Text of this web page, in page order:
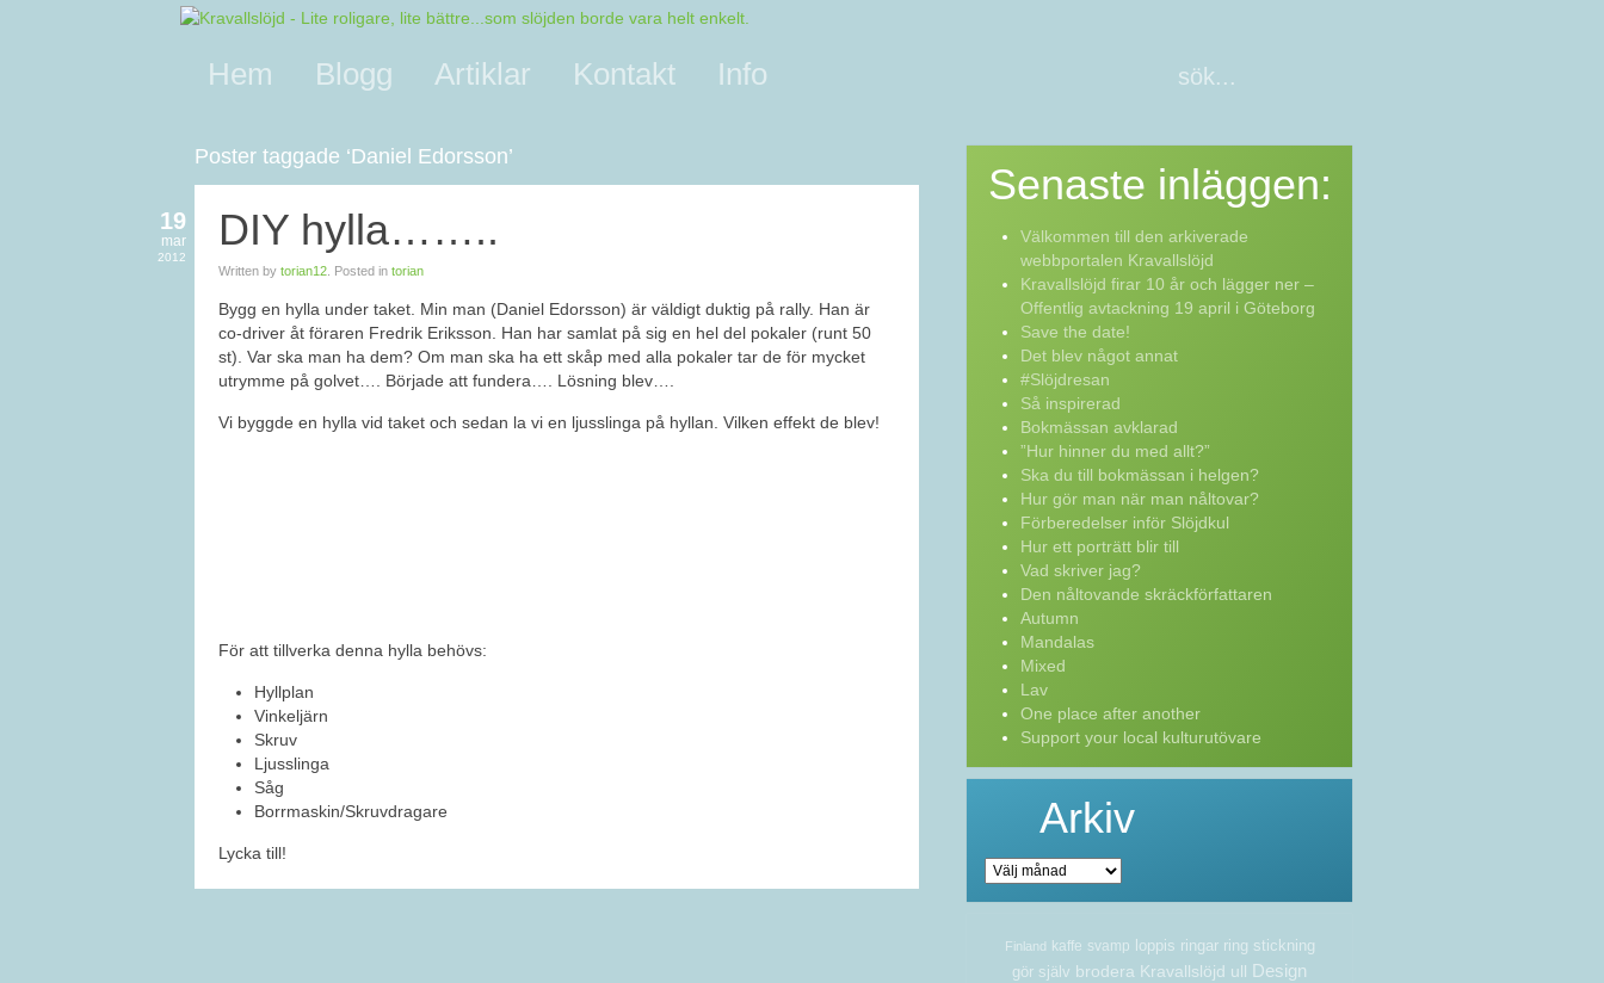
Hem Blogg Artiklar Kontakt Info
Poster taggade ‘Daniel Edorsson’
19
mar
2012
DIY hylla……..
Written by torian12 . Posted in torian
Bygg en hylla under taket. Min man (Daniel Edorsson) är väldigt duktig på rally. Han är
co-driver åt föraren Fredrik Eriksson. Han har samlat på sig en hel del pokaler (runt 50
st). Var ska man ha dem? Om man ska ha ett skåp med alla pokaler tar de för mycket
utrymme på golvet…. Började att fundera…. Lösning blev….
Vi byggde en hylla vid taket och sedan la vi en ljusslinga på hyllan. Vilken effekt de blev!
För att tillverka denna hylla behövs:
Hyllplan
Vinkeljärn
Skruv
Ljusslinga
Såg
Borrmaskin/Skruvdragare
Lycka till!
Senaste inläggen:
Välkommen till den arkiverade
webbportalen Kravallslöjd
Kravallslöjd firar 10 år och lägger ner –
Offentlig avtackning 19 april i Göteborg
Save the date!
Det blev något annat
#Slöjdresan
Så inspirerad
Bokmässan avklarad
”Hur hinner du med allt?”
Ska du till bokmässan i helgen?
Hur gör man när man nåltovar?
Förberedelser inför Slöjdkul
Hur ett porträtt blir till
Vad skriver jag?
Den nåltovande skräckförfattaren
Autumn
Mandalas
Mixed
Lav
One place after another
Support your local kulturutövare
Arkiv
Arkiv
Finland kaffe svamp loppis ringar ring stickning
gör själv brodera Kravallslöjd ull Design